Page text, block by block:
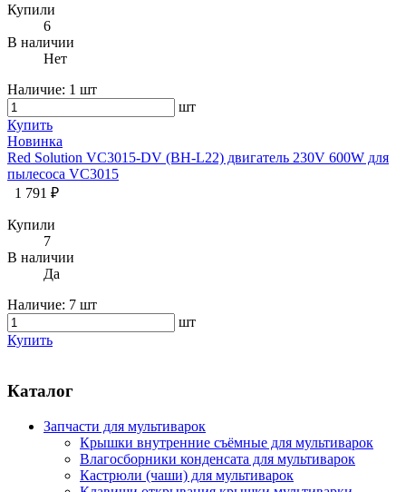
Купили
6
В наличии
Нет
Наличие: 1 шт
шт
Купить
Новинка
Red Solution VC3015-DV (BH-L22) двигатель 230V 600W для
пылесоса VC3015
1 791 ₽
Купили
7
В наличии
Да
Наличие: 7 шт
шт
Купить
Каталог
Запчасти для мультиварок
Крышки внутренние съёмные для мультиварок
Влагосборники конденсата для мультиварок
Кастрюли (чаши) для мультиварок